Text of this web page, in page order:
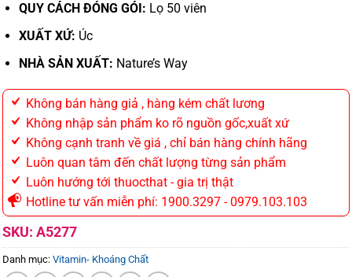
QUY CÁCH ĐÓNG GÓI: Lọ 50 viên
XUẤT XỨ: Úc
NHÀ SẢN XUẤT: Nature’s Way
Không bán hàng giả , hàng kém chất lương
Không nhập sản phẩm ko rõ nguồn gốc,xuất xứ
Không cạnh tranh về giá , chỉ bán hàng chính hãng
Luôn quan tâm đến chất lượng từng sản phẩm
Luôn hướng tới thuocthat - gia trị thật
Hotline tư vấn miễn phí: 1900.3297 - 0979.103.103
SKU: A5277
Danh mục: Vitamin- Khoáng Chất